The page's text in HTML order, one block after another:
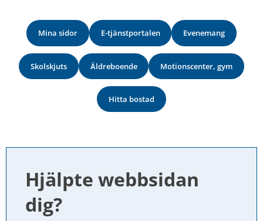
Mina sidor E-tjänstportalen Evenemang
Skolskjuts Äldreboende Motionscenter, gym
Hitta bostad
Hjälpte webbsidan
dig?